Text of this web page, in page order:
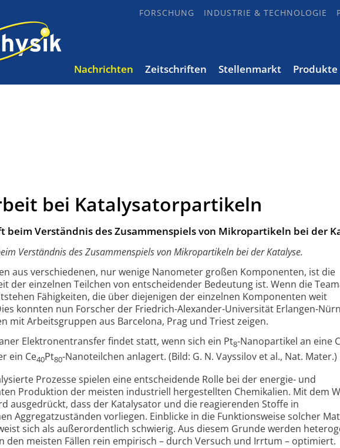
FORSCHUNG INDUSTRIE & TECHNOLOGIE
Nachrichten Zeitschriften Stellenmarkt Produkte
bei Katalysatorpartikeln
beim Verständnis des Zusammenspiels von Mikropartikeln bei der
Verständnis des Zusammenspiels von Mikropartikeln bei der Katalyse.
aus verschiedenen, nur wenige Nanometer großen Komponenten, ist die
der einzelnen Teilchen von entscheidender Bedeutung ist. Wenn die
Fähigkeiten, die über diejenigen der einzelnen Komponenten weit
konnten nun Forscher der Friedrich-Alexander-Universität Erlangen-
mit Arbeitsgruppen aus Barcelona, Prag und Triest zeigen.
Elektronentransfer findet statt, wenn sich ein Pt8-Nanopartikel an eine
ein Ce40Pt80-Nanoteilchen anlagert. (Bild: G. N. Vayssilov et al., Nat. Mater.)
Prozesse spielen eine entscheidende Rolle bei der energie- und
Produktion der meisten industriell hergestellten Chemikalien. Mit dem
ausgedrückt, dass der Katalysator und die reagierenden Stoffe in
Aggregatzuständen vorliegen. Einblicke in die Funktionsweise solcher
sich als außerordentlich schwierig. Aus diesem Grunde werden
den meisten Fällen rein empirisch – durch Versuch und Irrtum – optimiert.